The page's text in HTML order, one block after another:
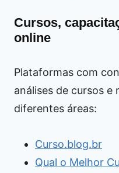
Cursos,
online
Plataformas com
análises de cursos e
diferentes áreas:
Curso.blog.br
Qual o Melhor